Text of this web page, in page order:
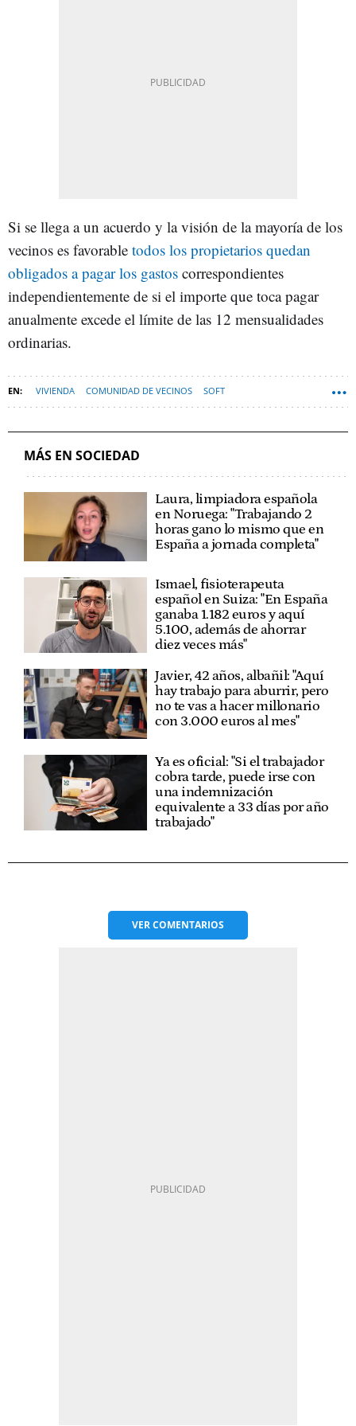
Si se llega a un acuerdo y la visión de la mayoría de los
vecinos es favorable todos los propietarios quedan
obligados a pagar los gastos correspondientes
independientemente de si el importe que toca pagar
anualmente excede el límite de las 12 mensualidades
ordinarias.
VIVIENDA COMUNIDAD DE VECINOS SOFT
MÁS EN SOCIEDAD
Laura, limpiadora española
en Noruega: "Trabajando 2
horas gano lo mismo que en
España a jornada completa"
Ismael, fisioterapeuta
español en Suiza: "En España
ganaba 1.182 euros y aquí
5.100, además de ahorrar
diez veces más"
Javier, 42 años, albañil: "Aquí
hay trabajo para aburrir, pero
no te vas a hacer millonario
con 3.000 euros al mes"
Ya es oficial: "Si el trabajador
cobra tarde, puede irse con
una indemnización
equivalente a 33 días por año
trabajado"
VERCOMENTARIOS